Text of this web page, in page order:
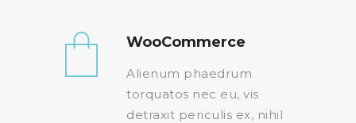
WooCommerce
Alienum phaedrum
torquatos nec eu, vis
detraxit periculis ex, nihil